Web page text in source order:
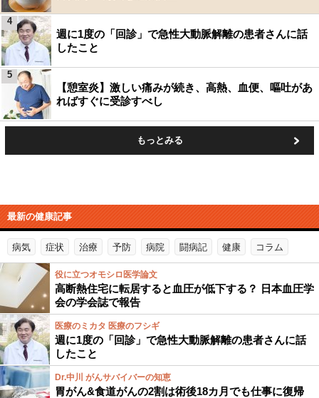
週に1度の「回診」で急性大動脈解離の患者さんに話
したこと
4
【憩室炎】激しい痛みが続き、高熱、血便、嘔吐があ
ればすぐに受診すべし
5
もっとみる
最新の健康記事
病気 症状 治療 予防 病院 闘病記 健康 コラム
役に立つオモシロ医学論文
高断熱住宅に転居すると血圧が低下する？ 日本血圧学
会の学会誌で報告
医療のミカタ 医療のフシギ
週に1度の「回診」で急性大動脈解離の患者さんに話
したこと
Dr.中川 がんサバイバーの知恵
胃がん&食道がんの2割は術後18カ月でも仕事に復帰